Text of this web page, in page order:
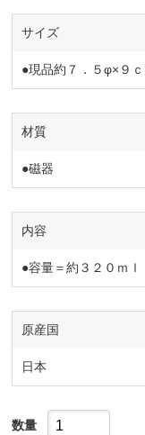
サイズ
●現品約７．５φ×９ｃ
材質
●磁器
内容
●容量＝約３２０ｍ
原産国
日本
数量